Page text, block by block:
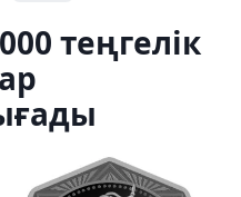
теңгелік